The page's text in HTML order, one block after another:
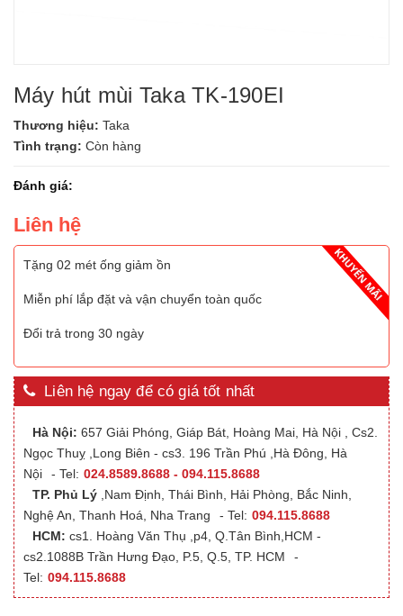
Máy hút mùi Taka TK-190EI
Thương hiệu: Taka
Tình trạng: Còn hàng
Đánh giá:
Liên hệ
Tặng 02 mét ống giảm ồn
Miễn phí lắp đặt và vận chuyển toàn quốc
Đổi trả trong 30 ngày
Liên hệ ngay để có giá tốt nhất
Hà Nội: 657 Giải Phóng, Giáp Bát, Hoàng Mai, Hà Nội , Cs2.
Ngọc Thuỵ ,Long Biên - cs3. 196 Trần Phú ,Hà Đông, Hà
Nội
- Tel: 024.8589.8688 - 094.115.8688
TP. Phủ Lý ,Nam Định, Thái Bình, Hải Phòng, Bắc Ninh,
Nghệ An, Thanh Hoá, Nha Trang
- Tel: 094.115.8688
HCM: cs1. Hoàng Văn Thụ ,p4, Q.Tân Bình,HCM -
cs2.1088B Trần Hưng Đạo, P.5, Q.5, TP. HCM
-
Tel: 094.115.8688